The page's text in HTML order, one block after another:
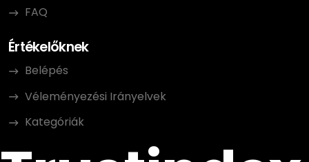
FAQ
Értékelőknek
Belépés
Véleményezési Irányelvek
Kategóriák